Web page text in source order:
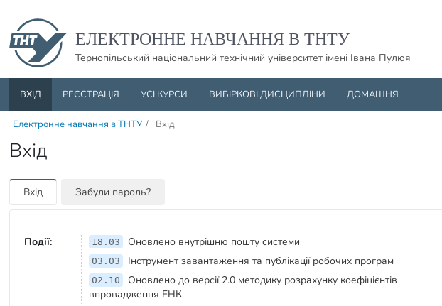
ЕЛЕКТРОННЕ НАВЧАННЯ В ТНТУ
Тернопільський національний технічний університет імені Івана Пулюя
ВХІД РЕЄСТРАЦІЯ УСІ КУРСИ ВИБІРКОВІ ДИСЦИПЛІНИ ДОМАШНЯ
Електронне навчання в ТНТУ / Вхід
Вхід
Вхід Забули пароль?
Події: 18.03 Оновлено внутрішню пошту системи
03.03 Інструмент завантаження та публікації робочих програм
02.10
Оновлено до версії 2.0 методику розрахунку коефіцієнтів
впровадження ЕНК